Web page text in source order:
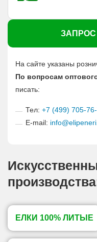
На сайте указаны
По вопросам
писать:
Тел: +7 (499) 705-
E-mail:
ЕЛКИ 100% ЛИТЫЕ